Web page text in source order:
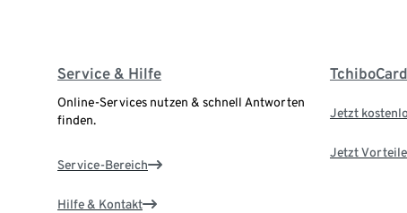
Service & Hilfe
Online-Services nutzen & schnell Antworten
finden.
Service-Bereich
Hilfe & Kontakt
TchiboCard
Jetzt
Jetzt